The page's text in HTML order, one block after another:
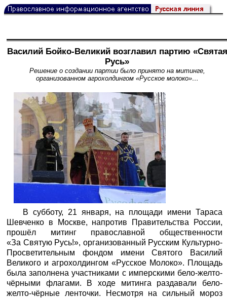
Василий Бойко-Великий возглавил партию «Святая
Русь»
Решение о создании партии было принято на митинге,
организованном агрохолдингом «Русское молоко»…
В субботу, 21 января, на площади имени Тараса
Шевченко в Москве, напротив Правительства России,
прошёл митинг православной общественности
«За Святую Русь!», организованный Русским Культурно-
Просветительным фондом имени Святого Василий
Великого и агрохолдингом «Русское Молоко». Площадь
была заполнена участниками с имперскими бело-желто-
чёрными флагами. В ходе митинга раздавали бело-
желто-чёрные ленточки. Несмотря на сильный мороз